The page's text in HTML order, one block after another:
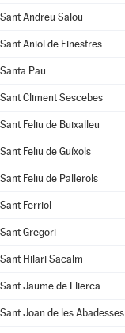
Sant Andreu Salou
Sant Aniol de Finestres
Santa Pau
Sant Climent Sescebes
Sant Feliu de Buixalleu
Sant Feliu de Guíxols
Sant Feliu de Pallerols
Sant Ferriol
Sant Gregori
Sant Hilari Sacalm
Sant Jaume de Llierca
Sant Joan de les Abadesses